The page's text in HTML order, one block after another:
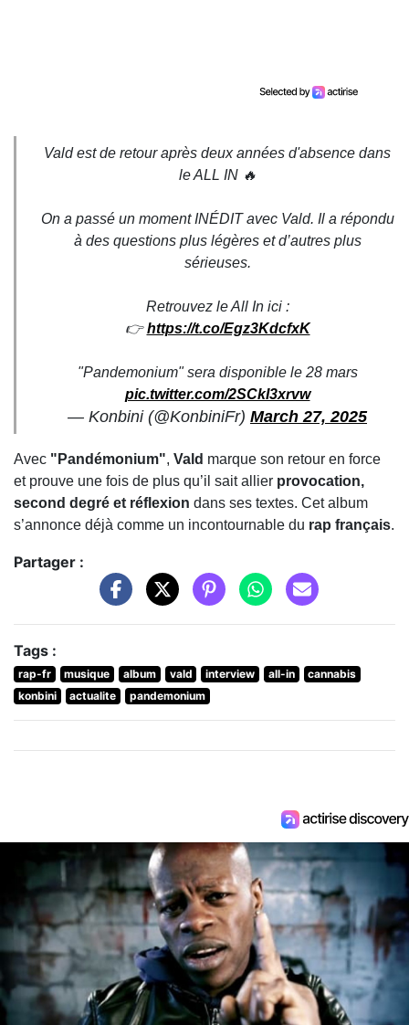
Vald est de retour après deux années d'absence dans
le ALL IN 🔥
On a passé un moment INÉDIT avec Vald. Il a répondu
à des questions plus légères et d’autres plus
sérieuses.
Retrouvez le All In ici :
👉https://t.co/Egz3KdcfxK
"Pandemonium" sera disponible le 28 mars
pic.twitter.com/2SCkI3xrvw
— Konbini (@KonbiniFr) March 27, 2025
Avec "Pandémonium", Vald marque son retour en force
et prouve une fois de plus qu’il sait allier provocation,
second degré et réflexion dans ses textes. Cet album
s’annonce déjà comme un incontournable du rap français.
Partager :
Tags :
rap-fr musique album vald interview all-in
cannabis
konbini
actualite pandemonium